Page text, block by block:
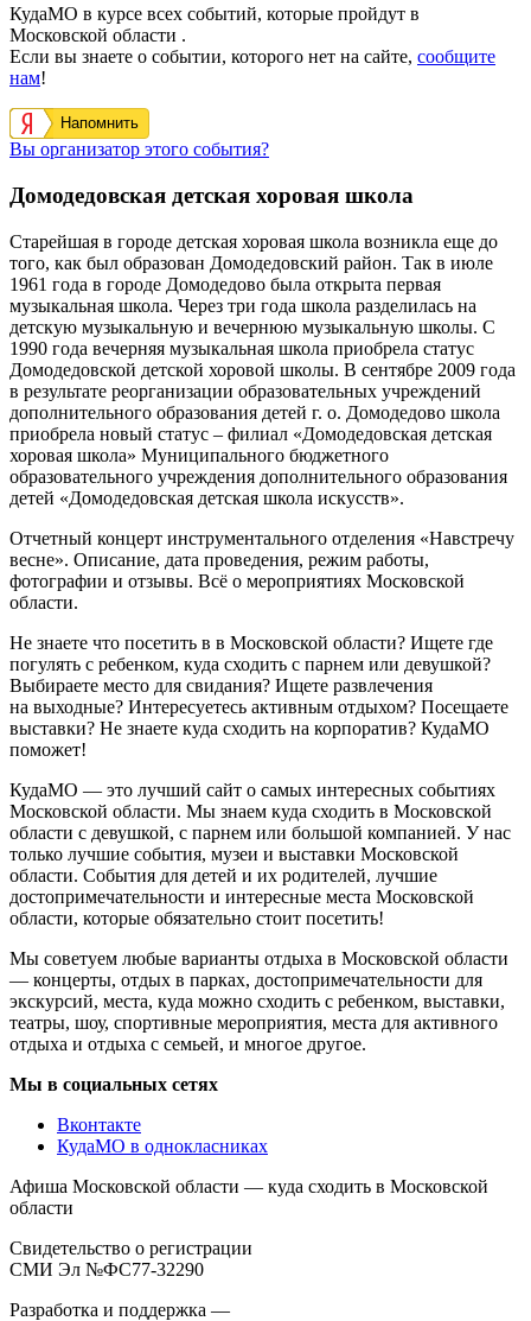
КудаМО в курсе всех событий, которые пройдут в
Московской области .
Если вы знаете о событии, которого нет на сайте, сообщите
нам!
Напомнить
Вы организатор этого события?
Домодедовская детская хоровая школа
Старейшая в городе детская хоровая школа возникла еще до
того, как был образован Домодедовский район. Так в июле
1961 года в городе Домодедово была открыта первая
музыкальная школа. Через три года школа разделилась на
детскую музыкальную и вечернюю музыкальную школы. С
1990 года вечерняя музыкальная школа приобрела статус
Домодедовской детской хоровой школы. В сентябре 2009 года
в результате реорганизации образовательных учреждений
дополнительного образования детей г. о. Домодедово школа
приобрела новый статус – филиал «Домодедовская детская
хоровая школа» Муниципального бюджетного
образовательного учреждения дополнительного образования
детей «Домодедовская детская школа искусств».
Отчетный концерт инструментального отделения «Навстречу
весне». Описание, дата проведения, режим работы,
фотографии и отзывы. Всё о мероприятиях Московской
области.
Не знаете что посетить в в Московской области? Ищете где
погулять с ребенком, куда сходить с парнем или девушкой?
Выбираете место для свидания? Ищете развлечения
на выходные? Интересуетесь активным отдыхом? Посещаете
выставки? Не знаете куда сходить на корпоратив? КудаМО
поможет!
КудаМО — это лучший сайт о самых интересных событиях
Московской области. Мы знаем куда сходить в Московской
области с девушкой, с парнем или большой компанией. У нас
только лучшие события, музеи и выставки Московской
области. События для детей и их родителей, лучшие
достопримечательности и интересные места Московской
области, которые обязательно стоит посетить!
Мы советуем любые варианты отдыха в Московской области
— концерты, отдых в парках, достопримечательности для
экскурсий, места, куда можно сходить с ребенком, выставки,
театры, шоу, спортивные мероприятия, места для активного
отдыха и отдыха с семьей, и многое другое.
Мы в социальных сетях
Вконтакте
КудаМО в однокласниках
Афиша Московской области — куда сходить в Московской
области
Свидетельство о регистрации
СМИ Эл №ФС77-32290
Разработка и поддержка —